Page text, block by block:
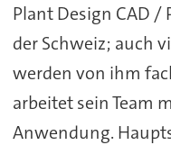
Plant Design CAD
der Schweiz; auch
werden von ihm
arbeitet sein Team
Anwendung.